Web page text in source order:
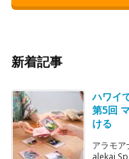
新着記事
ハワイ
第5回
ける
アラモ
alekai